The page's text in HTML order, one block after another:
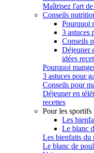
Maîtrisez l'art de
Conseils
Pourquoi
3 astuces
Conseils
Déjeuner
idées
Pourquoi
3 astuces pour
Conseils pour
Déjeuner en
recettes
Pour les sportifs
Les
Le blanc
Les bienfaits du
Le blanc de